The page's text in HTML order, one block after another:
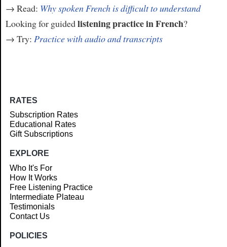
→ Read: Why spoken French is difficult to understand
Looking for guidedlistening practice in French?
→ Try: Practice with audio and transcripts
RATES
Subscription Rates
Educational Rates
Gift Subscriptions
EXPLORE
Who It's For
How It Works
Free Listening Practice
Intermediate Plateau
Testimonials
Contact Us
POLICIES